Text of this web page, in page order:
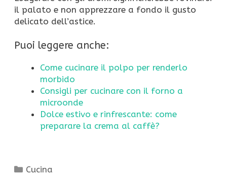
il palato e non apprezzare a fondo il gusto
delicato dell’astice.
Puoi leggere anche:
Come cucinare il polpo per renderlo
morbido
Consigli per cucinare con il forno a
microonde
Dolce estivo e rinfrescante: come
preparare la crema al caffè?
Categorie
Cucina